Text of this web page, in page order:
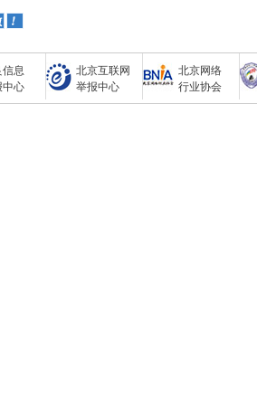
信息
中心
北京互联网
举报中心
北京网络
行业协会